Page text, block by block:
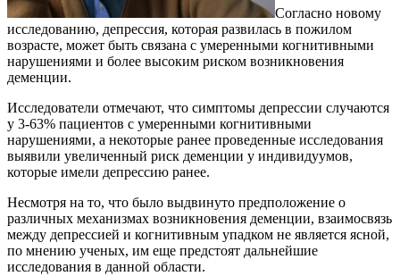
Согласно новому
исследованию, депрессия, которая развилась в пожилом
возрасте, может быть связана с умеренными когнитивными
нарушениями и более высоким риском возникновения
деменции.
Исследователи отмечают, что симптомы депрессии случаются
у 3-63% пациентов с умеренными когнитивными
нарушениями, а некоторые ранее проведенные исследования
выявили увеличенный риск деменции у индивидуумов,
которые имели депрессию ранее.
Несмотря на то, что было выдвинуто предположение о
различных механизмах возникновения деменции, взаимосвязь
между депрессией и когнитивным упадком не является ясной,
по мнению ученых, им еще предстоят дальнейшие
исследования в данной области.